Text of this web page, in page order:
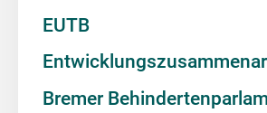
EUTB
Bremer